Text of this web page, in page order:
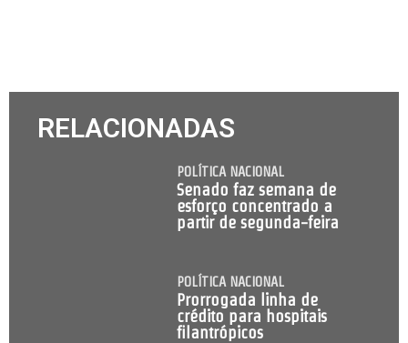
RELACIONADAS
POLÍTICA NACIONAL
Senado faz semana de
esforço concentrado a
partir de segunda-feira
POLÍTICA NACIONAL
Prorrogada linha de
crédito para hospitais
filantrópicos